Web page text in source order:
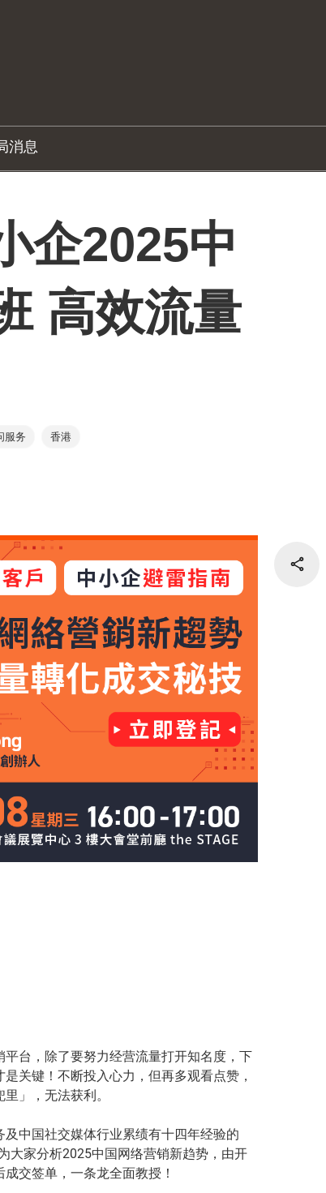
消息
企2025中
高效流量
服务 香港
台，除了要努力经营流量打开知名度，下
关键！不断投入心力，但再多观看点赞，
」，无法获利。
中国社交媒体行业累绩有十四年经验的
为大家分析2025中国网络营销新趋势，由开
交签单，一条龙全面教授！